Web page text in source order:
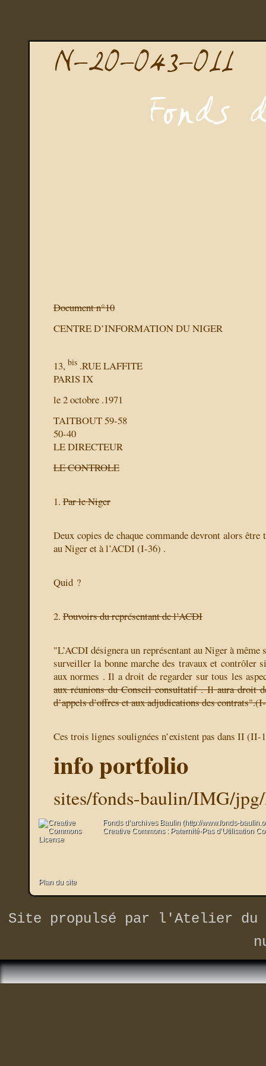
Document n°10
CENTRE D’INFORMATION DU NIGER
13, bis .RUE LAFFITE
PARIS IX
le 2 octobre .1971
TAITBOUT 59-58
50-40
LE DIRECTEUR
LE CONTROLE
1. Par le Niger
Deux copies de chaque commande devront alors
au Niger et à l’ACDI (I-36) .
Quid ?
2. Pouvoirs du représentant de l’ACDI
"L’ACDI désignera un représentant au Niger à même
surveiller la bonne marche des travaux et contrôler
aux normes . Il a droit de regarder sur tous les
aux réunions du Conseil consultatif . Il aura droit
d’appels d’offres et aux adjudications des
Ces trois lignes soulignées n’existent pas dans II (II-
info portfolio
sites/fonds-baulin/IMG/
Fonds d’archives Baulin (http://www.fonds-
Creative Commons : Paternité-Pas d’Utilisation
Plan du site
Site propulsé par
l'Atelier du